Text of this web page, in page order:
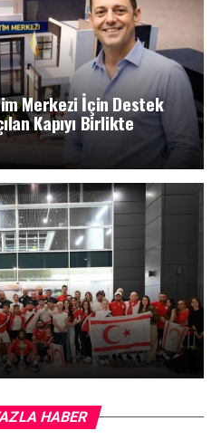
Merkezi İçin Destek
Kapıyı Birlikte
HABER